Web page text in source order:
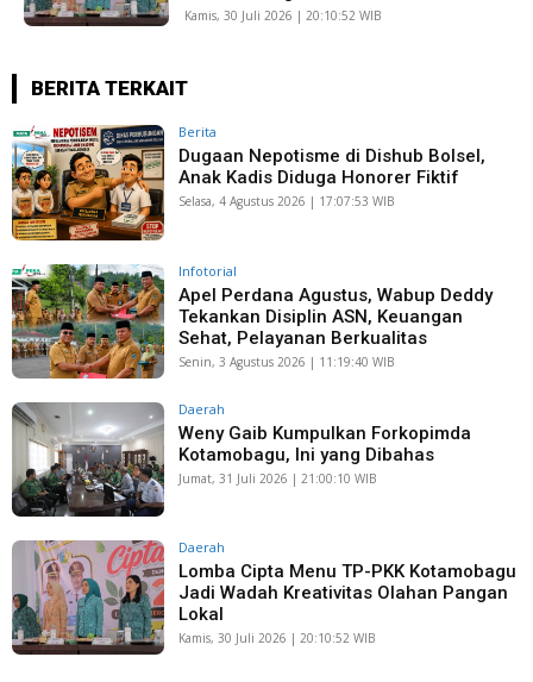
Kamis, 30 Juli 2026 | 20:10:52 WIB
BERITA TERKAIT
Berita
Dugaan Nepotisme di Dishub Bolsel,
Anak Kadis Diduga Honorer Fiktif
Selasa, 4 Agustus 2026 | 17:07:53 WIB
Infotorial
Apel Perdana Agustus, Wabup Deddy
Tekankan Disiplin ASN, Keuangan
Sehat, Pelayanan Berkualitas
Senin, 3 Agustus 2026 | 11:19:40 WIB
Daerah
Weny Gaib Kumpulkan Forkopimda
Kotamobagu, Ini yang Dibahas
Jumat, 31 Juli 2026 | 21:00:10 WIB
Daerah
Lomba Cipta Menu TP-PKK Kotamobagu
Jadi Wadah Kreativitas Olahan Pangan
Lokal
Kamis, 30 Juli 2026 | 20:10:52 WIB